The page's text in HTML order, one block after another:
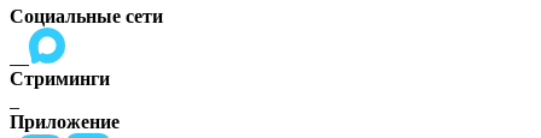
Социальные сети
Стриминги
Приложение